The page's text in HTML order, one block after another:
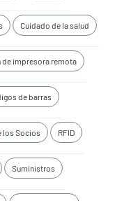
Cuidado de la salud
de impresora remota
de barras
los Socios RFID
Suministros